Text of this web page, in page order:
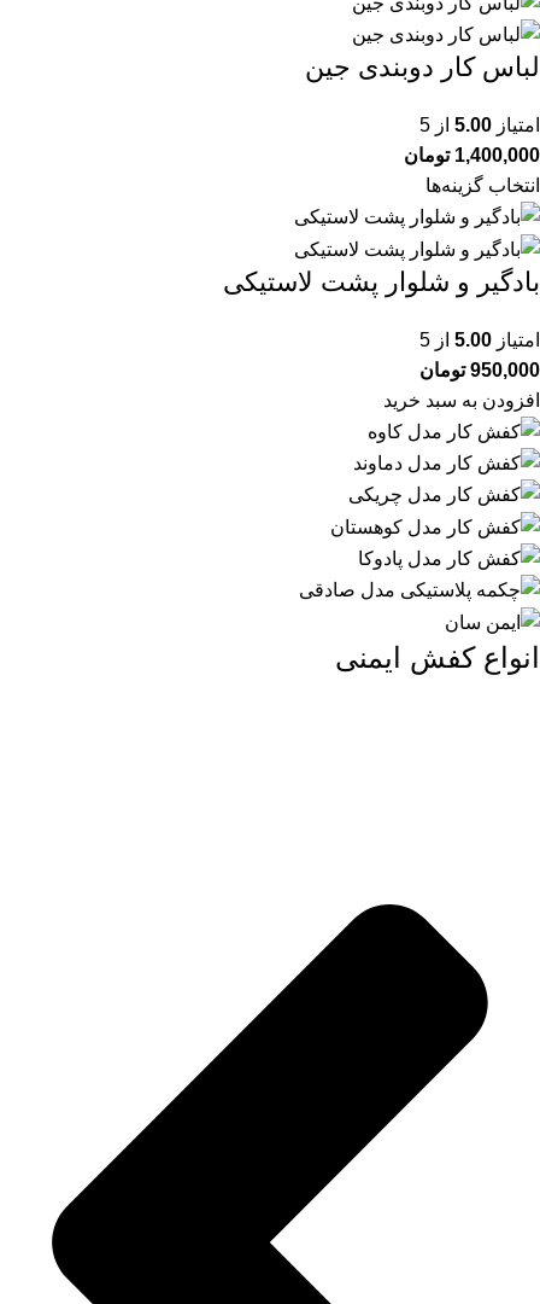
لباس کار دوبندی جین
امتیاز 5.00 از 5
1,400,000 تومان
انتخاب گزینه‌ها
بادگیر و شلوار پشت لاستیکی
امتیاز 5.00 از 5
950,000 تومان
افزودن به سبد خرید
انواع کفش ایمنی